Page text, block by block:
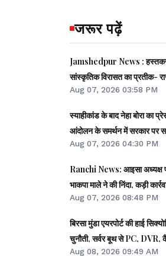
जरूर पढ़ें
Jamshedpur News :
सांस्कृतिक विरासत का प्रतीक-
Aug 07, 2026 03:58 PM
स्याहीकांड के बाद नेहा बोरा का
आंदोलन के समर्थन में सरकार पर
Aug 07, 2026 04:30 PM
Ranchi News: आइसा अध्यक्ष
भाकपा माले ने की निंदा, कड़ी
Aug 07, 2026 08:48 PM
बिरसा मुंडा एयरपोर्ट की हाई
चुनौती, सर्वर बूथ से PC, DVR,
Aug 08, 2026 09:49 AM